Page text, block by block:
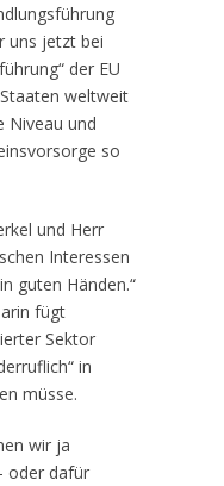
uns jetzt bei
der EU
weltweit
Niveau und
so
und Herr
Interessen
guten Händen.“
fügt
Sektor
in
müsse.
wir ja
oder dafür